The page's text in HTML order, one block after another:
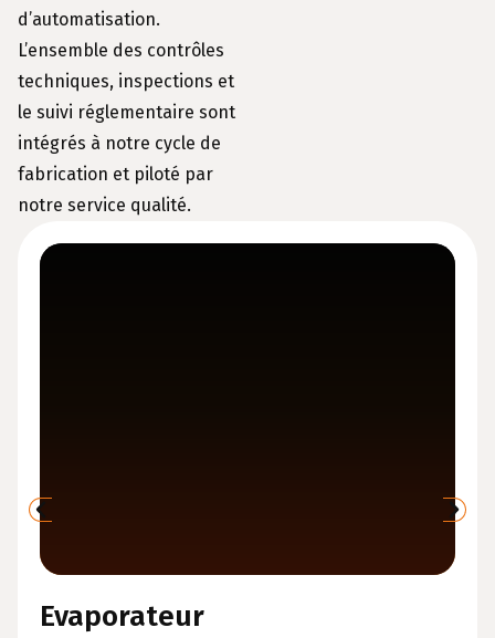
d’automatisation.
L’ensemble des contrôles
techniques, inspections et
le suivi réglementaire sont
intégrés à notre cycle de
fabrication et piloté par
notre service qualité.
Evaporateur